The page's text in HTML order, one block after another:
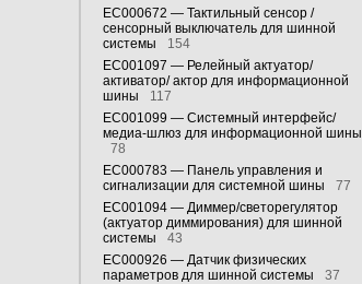
EC000672 — Тактильный сенсор /
сенсорный выключатель для шинной
системы
154
EC001097 — Релейный актуатор/
активатор/ актор для информационной
шины
117
EC001099 — Системный интерфейс/
медиа-шлюз для информационной шины
78
EC000783 — Панель управления и
сигнализации для системной шины
77
EC001094 — Диммер/светорегулятор
(актуатор диммирования) для шинной
системы
43
EC000926 — Датчик физических
параметров для шинной системы
37